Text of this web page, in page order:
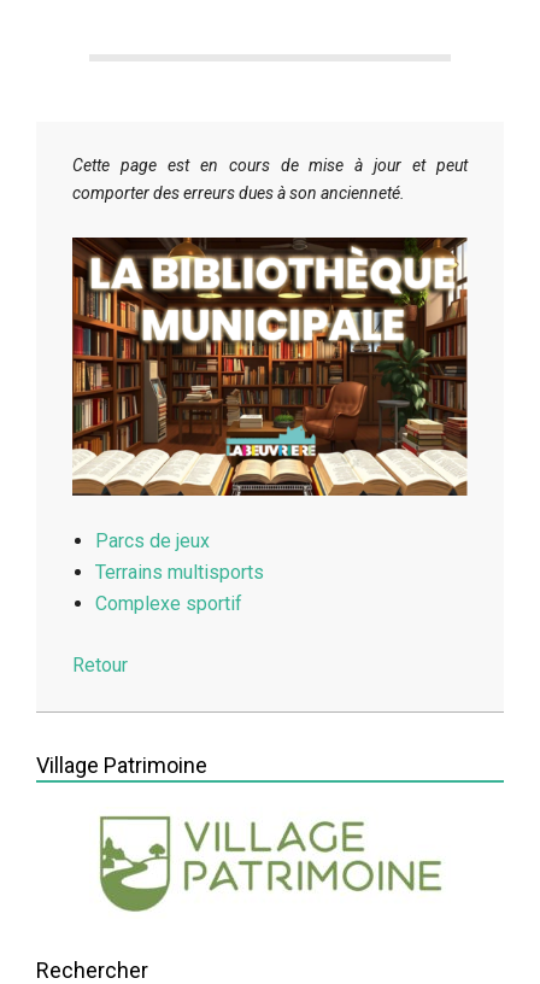
Cette page est en cours de mise à jour et peut
comporter des erreurs dues à son ancienneté.
Parcs de jeux
Terrains multisports
Complexe sportif
Retour
2026-
20
Village Patrimoine
Rechercher